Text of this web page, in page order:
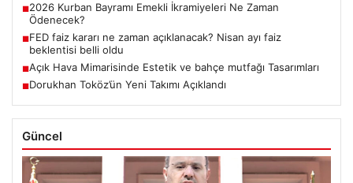
■2026 Kurban Bayramı Emekli İkramiyeleri Ne Zaman
Ödenecek?
■FED faiz kararı ne zaman açıklanacak? Nisan ayı faiz
beklentisi belli oldu
■Açık Hava Mimarisinde Estetik ve bahçe mutfağı Tasarımları
■Dorukhan Toköz’ün Yeni Takımı Açıklandı
Güncel